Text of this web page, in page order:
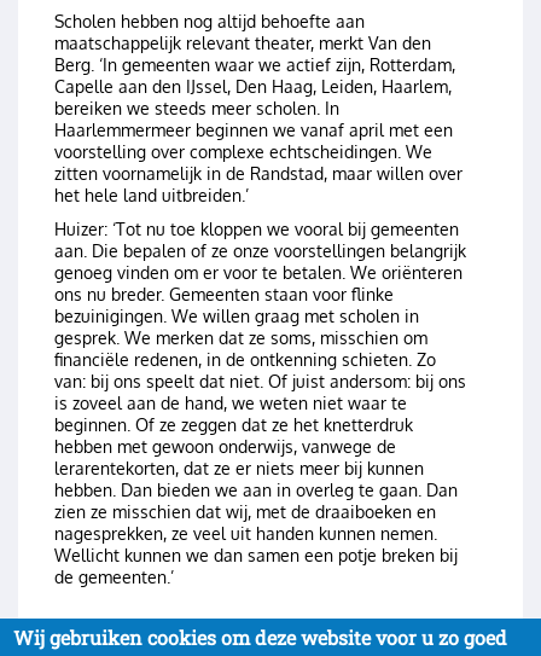
Scholen hebben nog altijd behoefte aan
maatschappelijk relevant theater, merkt Van den
Berg. ‘In gemeenten waar we actief zijn, Rotterdam,
Capelle aan den IJssel, Den Haag, Leiden, Haarlem,
bereiken we steeds meer scholen. In
Haarlemmermeer beginnen we vanaf april met een
voorstelling over complexe echtscheidingen. We
zitten voornamelijk in de Randstad, maar willen over
het hele land uitbreiden.’
Huizer: ‘Tot nu toe kloppen we vooral bij gemeenten
aan. Die bepalen of ze onze voorstellingen belangrijk
genoeg vinden om er voor te betalen. We oriënteren
ons nu breder. Gemeenten staan voor flinke
bezuinigingen. We willen graag met scholen in
gesprek. We merken dat ze soms, misschien om
financiële redenen, in de ontkenning schieten. Zo
van: bij ons speelt dat niet. Of juist andersom: bij ons
is zoveel aan de hand, we weten niet waar te
beginnen. Of ze zeggen dat ze het knetterdruk
hebben met gewoon onderwijs, vanwege de
lerarentekorten, dat ze er niets meer bij kunnen
hebben. Dan bieden we aan in overleg te gaan. Dan
zien ze misschien dat wij, met de draaiboeken en
nagesprekken, ze veel uit handen kunnen nemen.
Wellicht kunnen we dan samen een potje breken bij
de gemeenten.’
Loginom te reageren
Wij gebruiken cookies om deze website voor u zo goed